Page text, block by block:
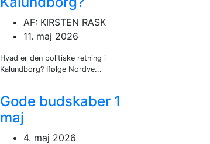
AF: KIRSTEN RASK
11. maj 2026
Hvad er den politiske retning i
Kalundborg? Ifølge Nordve...
Gode budskaber 1
maj
4. maj 2026